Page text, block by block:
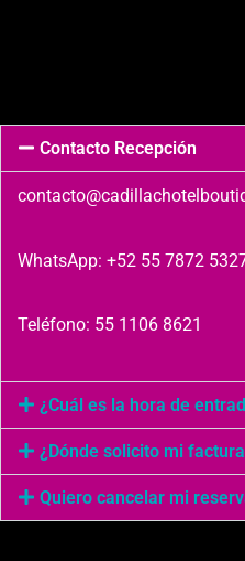
Contacto Recepción
WhatsApp: +52 55 7872
Teléfono: 55 1106 8621
¿Cuál es la hora de
¿Dónde solicito mi
Quiero cancelar mi